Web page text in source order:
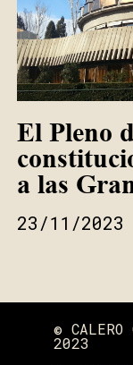
El Pleno
a las
23/11/2023
© CALERO
2023